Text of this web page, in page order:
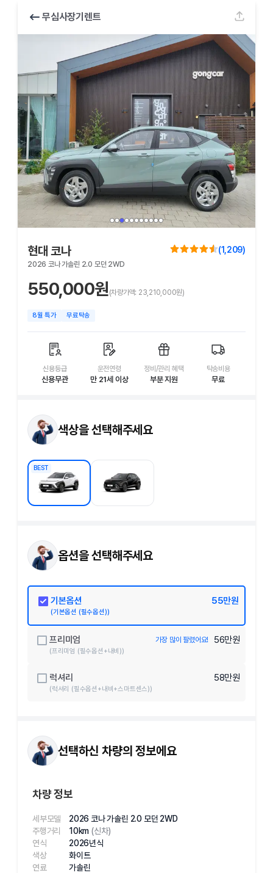
무심사장기렌트
현대 코나 (1,209)
2026 코나 가솔린 2.0 모던 2WD
550,000원(차량가액: 23,210,000원)
8월 특가 무료탁송
신용등급
신용무관
운전연령
만 21세 이상
정비/관리 혜택
부분 지원
탁송비용
무료
색상을 선택해주세요
BEST
옵션을 선택해주세요
기본옵션
(기본옵션 (필수옵션))
55만원
프리미엄
(프리미엄 (필수옵션+내비))
가장 많이 팔렸어요! 56만원
럭셔리
(럭셔리 (필수옵션+내비+스마트센스))
58만원
선택하신 차량의 정보에요
차량 정보
세부모델
2026 코나 가솔린 2.0 모던 2WD
주행거리
10km (신차)
연식
2026년식
색상
화이트
연료
가솔린